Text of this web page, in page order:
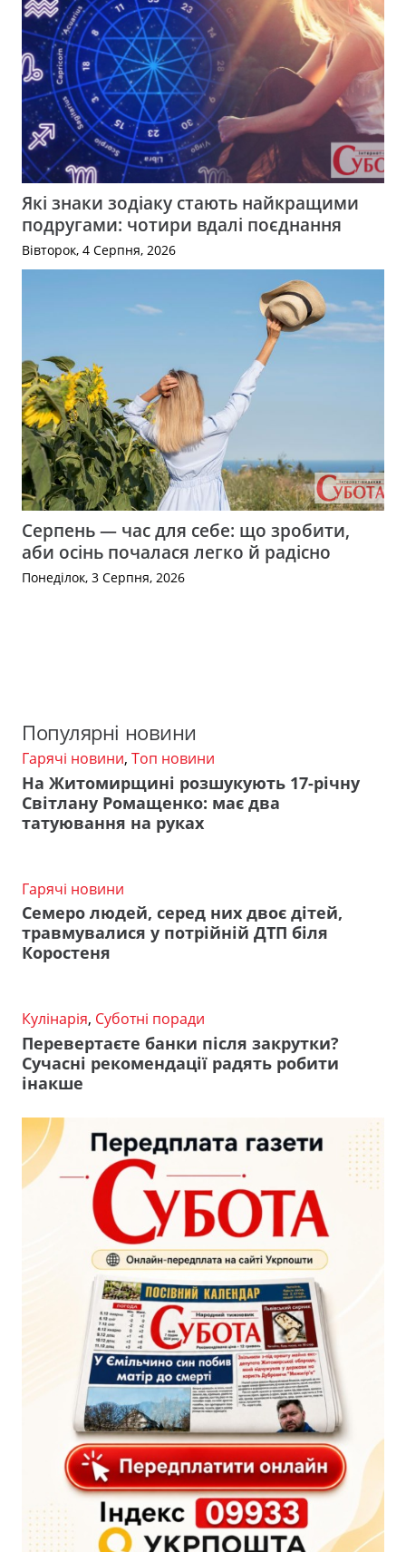
Які знаки зодіаку стають найкращими
подругами: чотири вдалі поєднання
Вівторок, 4 Серпня, 2026
Серпень — час для себе: що зробити,
аби осінь почалася легко й радісно
Понеділок, 3 Серпня, 2026
Популярні новини
Гарячі новини, Топ новини
На Житомирщині розшукують 17-річну
Світлану Ромащенко: має два
татуювання на руках
Гарячі новини
Семеро людей, серед них двоє дітей,
травмувалися у потрійній ДТП біля
Коростеня
Кулінарія, Суботні поради
Перевертаєте банки після закрутки?
Сучасні рекомендації радять робити
інакше